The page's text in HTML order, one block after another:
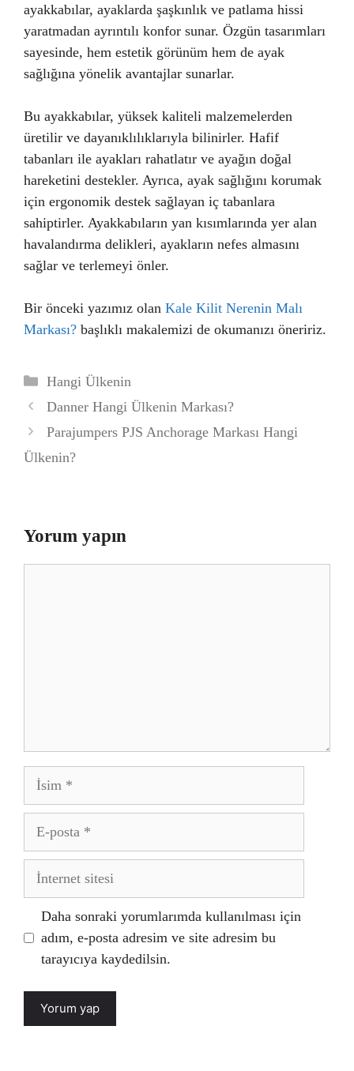
ayakkabılar, ayaklarda şaşkınlık ve patlama hissi
yaratmadan ayrıntılı konfor sunar. Özgün tasarımları
sayesinde, hem estetik görünüm hem de ayak
sağlığına yönelik avantajlar sunarlar.
Bu ayakkabılar, yüksek kaliteli malzemelerden
üretilir ve dayanıklılıklarıyla bilinirler. Hafif
tabanları ile ayakları rahatlatır ve ayağın doğal
hareketini destekler. Ayrıca, ayak sağlığını korumak
için ergonomik destek sağlayan iç tabanlara
sahiptirler. Ayakkabıların yan kısımlarında yer alan
havalandırma delikleri, ayakların nefes almasını
sağlar ve terlemeyi önler.
Bir önceki yazımız olan Kale Kilit Nerenin Malı
Markası? başlıklı makalemizi de okumanızı öneririz.
Kategoriler
Hangi Ülkenin
Danner Hangi Ülkenin Markası?
Parajumpers PJS Anchorage Markası Hangi
Ülkenin?
Yorum yapın
İsim
posta
İnternet
Daha sonraki yorumlarımda kullanılması için
adım, e-posta adresim ve site adresim bu
tarayıcıya kaydedilsin.